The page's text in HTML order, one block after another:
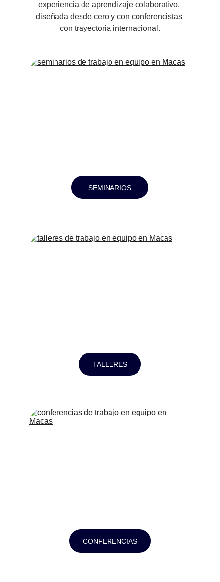
experiencia de aprendizaje colaborativo,
diseñada desde cero y con conferencistas
con trayectoria internacional.
SEMINARIOS
TALLERES
CONFERENCIAS